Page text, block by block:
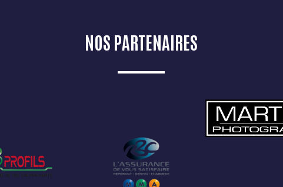
NOS PARTENAIRES